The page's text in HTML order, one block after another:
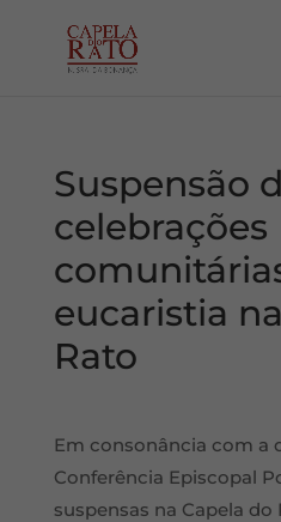
Suspensão
celebrações
eucaristia
Rato
Em consonância com a
Conferência Episcopal
suspensas na Capela do